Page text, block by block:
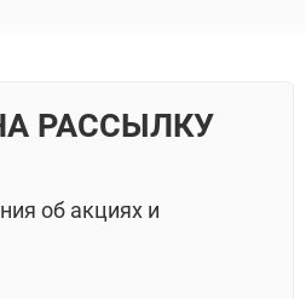
РАССЫЛКУ
об акциях и